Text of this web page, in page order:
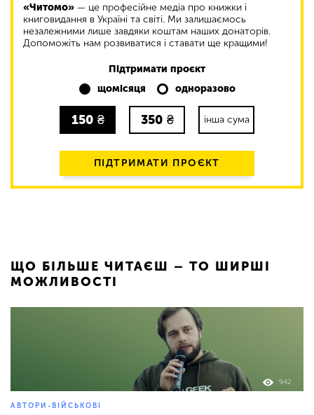
«Читомо» — це професійне медіа про книжки і
книговидання в Україні та світі. Ми залишаємось
незалежними лише завдяки коштам наших донаторів.
Допоможіть нам розвиватися і ставати ще кращими!
Підтримати проєкт
щомісяця
одноразово
150 ₴ 350 ₴ інша сума
ПІДТРИМАТИ ПРОЄКТ
ЩО БІЛЬШЕ ЧИТАЄШ – ТО ШИРШІ
МОЖЛИВОСТІ
942
АВТОРИ-ВІЙСЬКОВІ